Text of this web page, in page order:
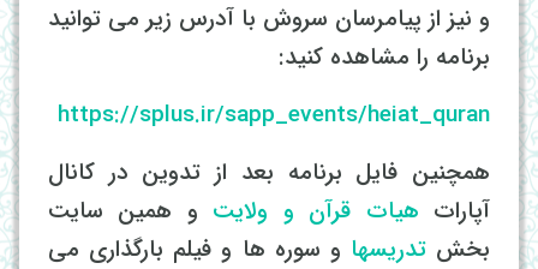
و نیز از پیامرسان سروش با آدرس زیر می توانید
برنامه را مشاهده کنید:
https://splus.ir/sapp_events/heiat_quran
همچنین فایل برنامه بعد از تدوین در کانال
آپارات هیات قرآن و ولایت و همین سایت
بخشتدریسها و سوره ها و فیلم بارگذاری می